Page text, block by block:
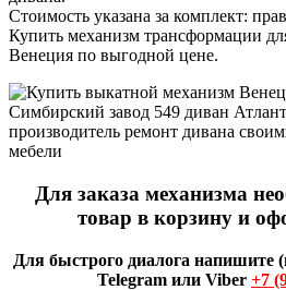
Стоимость указана за комплект:
Купить механизм трансформации
Венеция по выгодной цене.
Для заказа механизма
товар в корзину и
Для быстрого диалога напишите
Telegram или Viber +7